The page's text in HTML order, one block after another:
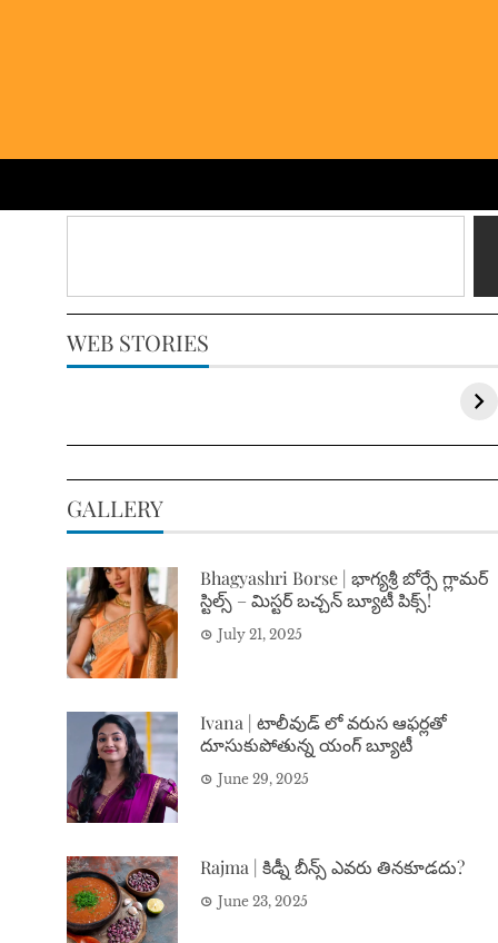
WEB STORIES
GALLERY
Bhagyashri Borse | భాగ్యశ్రీ బోర్సే గ్లామర్
స్టిల్స్ – మిస్టర్ బచ్చన్ బ్యూటీ పిక్స్!
July 21, 2025
Ivana | టాలీవుడ్ లో వరుస ఆఫర్లతో
దూసుకుపోతున్న యంగ్ బ్యూటీ
June 29, 2025
Rajma | కిడ్నీ బీన్స్ ఎవరు తినకూడదు?
June 23, 2025